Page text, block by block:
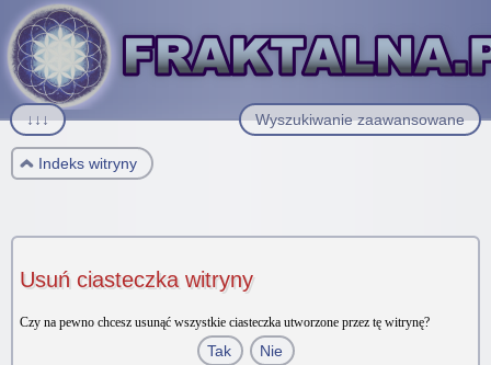
Wyszukiwanie zaawansowane
↓↓↓
Indeks witryny
Usuń ciasteczka witryny
Czy na pewno chcesz usunąć wszystkie ciasteczka utworzone przez tę witrynę?